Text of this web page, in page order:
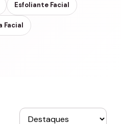
Esfoliante Facial
Facial